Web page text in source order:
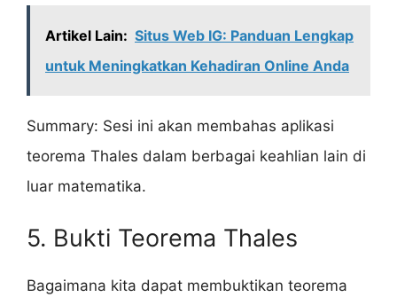
Artikel Lain: Situs Web IG: Panduan Lengkap
untuk Meningkatkan Kehadiran Online Anda
Summary: Sesi ini akan membahas aplikasi
teorema Thales dalam berbagai keahlian lain di
luar matematika.
5. Bukti Teorema Thales
Bagaimana kita dapat membuktikan teorema